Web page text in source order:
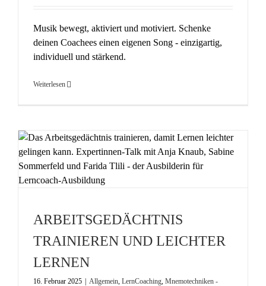
Musik bewegt, aktiviert und motiviert. Schenke
deinen Coachees einen eigenen Song - einzigartig,
individuell und stärkend.
Weiterlesen
ARBEITSGEDÄCHTNIS
TRAINIEREN UND LEICHTER
LERNEN
16. Februar 2025 Allgemein, LernCoaching, Mnemotechniken -